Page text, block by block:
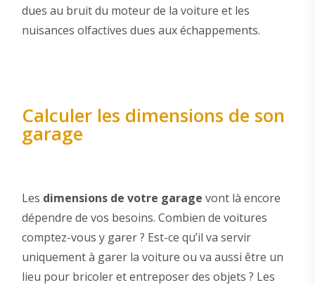
dues au bruit du moteur de la voiture et les
nuisances olfactives dues aux échappements.
Calculer les dimensions de son
garage
Les dimensions de votre garage vont là encore
dépendre de vos besoins. Combien de voitures
comptez-vous y garer ? Est-ce qu’il va servir
uniquement à garer la voiture ou va aussi être un
lieu pour bricoler et entreposer des objets ? Les